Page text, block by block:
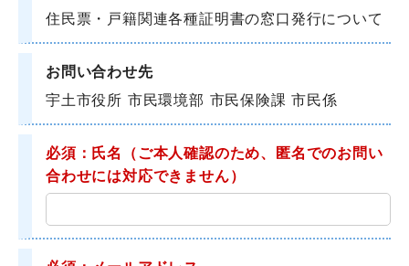
住民票・戸籍関連各種証明書の窓口発行について
お問い合わせ先
宇土市役所 市民環境部 市民保険課 市民係
必須：氏名
（ご本人確認のため、匿名でのお問い
合わせには対応できません）